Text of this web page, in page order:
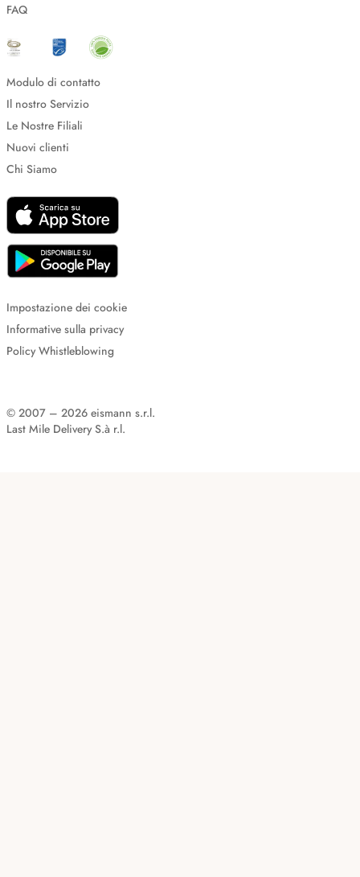
FAQ
Modulo di contatto
Il nostro Servizio
Le Nostre Filiali
Nuovi clienti
Chi Siamo
Impostazione dei cookie
Informative sulla privacy
Policy Whistleblowing
© 2007 – 2026 eismann s.r.l.
Last Mile Delivery S.à r.l.